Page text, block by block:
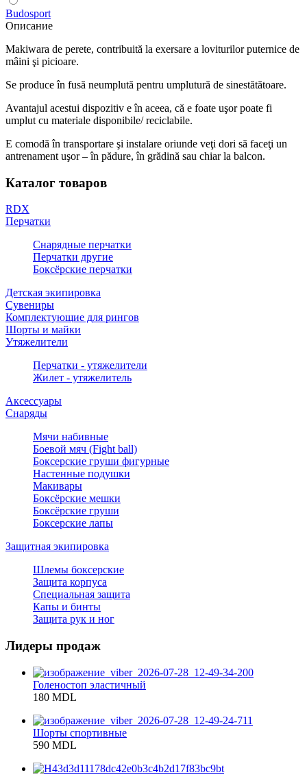
Budosport
Описание
Makiwara de perete, contribuită la exersare a loviturilor puternice de
mâini şi picioare.
Se produce în fusă neumplută pentru umplutură de sinestătătoare.
Avantajul acestui dispozitiv e în aceea, că e foate uşor poate fi
umplut cu materiale disponibile/ reciclabile.
E comodă în transportare şi instalare oriunde veţi dori să faceţi un
antrenament uşor – în pădure, în grădină sau chiar la balcon.
Каталог товаров
RDX
Перчатки
Снарядные перчатки
Перчатки другие
Боксёрские перчатки
Детская экипировка
Сувениры
Комплектующие для рингов
Шорты и майки
Утяжелители
Перчатки - утяжелители
Жилет - утяжелитель
Аксессуары
Снаряды
Мячи набивные
Боевой мяч (Fight ball)
Боксерские груши фигурные
Настенные подушки
Макивары
Боксёрские мешки
Боксёрские груши
Боксерские лапы
Защитная экипировка
Шлемы боксерские
Защита корпуса
Специальная защита
Капы и бинты
Защита рук и ног
Лидеры продаж
Голеностоп эластичный
180 MDL
Шорты спортивные
590 MDL